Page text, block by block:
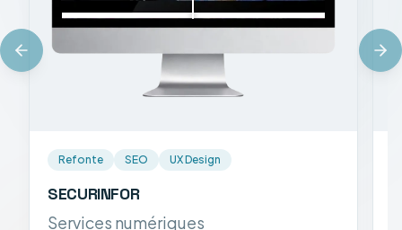
Refonte SEO UX Design
SECURINFOR
Services numériques